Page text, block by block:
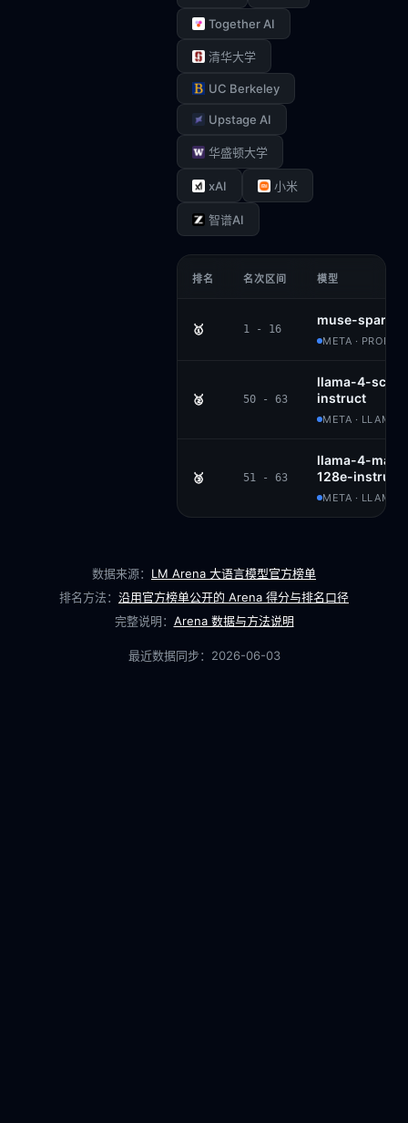
Together AI
清华大学
UC Berkeley
Upstage AI
华盛顿大学
xAI 小米
智谱AI
排名 名次区间 模型
🥇 1 - 16
muse-spark
META ·
🥈 50 - 63
llama-4-
instruct
META · LLAMA
🥉 51 - 63
llama-4-
128e-instruct
META · LLAMA 4
数据来源： LM Arena 大语言模型官方榜单
排名方法： 沿用官方榜单公开的 Arena 得分与排名口径
完整说明： Arena 数据与方法说明
最近数据同步： 2026-06-03